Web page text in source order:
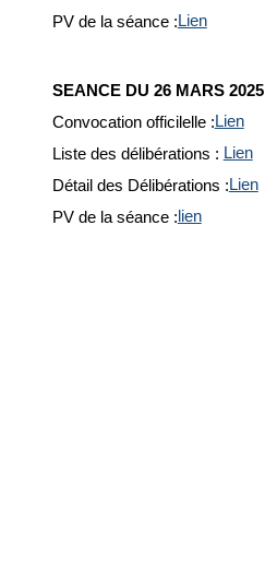
PV de la séance : Lien
SEANCE DU 26 MARS 2025
Convocation officilelle : Lien
Liste des délibérations : Lien
Détail des Délibérations : Lien
PV de la séance : lien